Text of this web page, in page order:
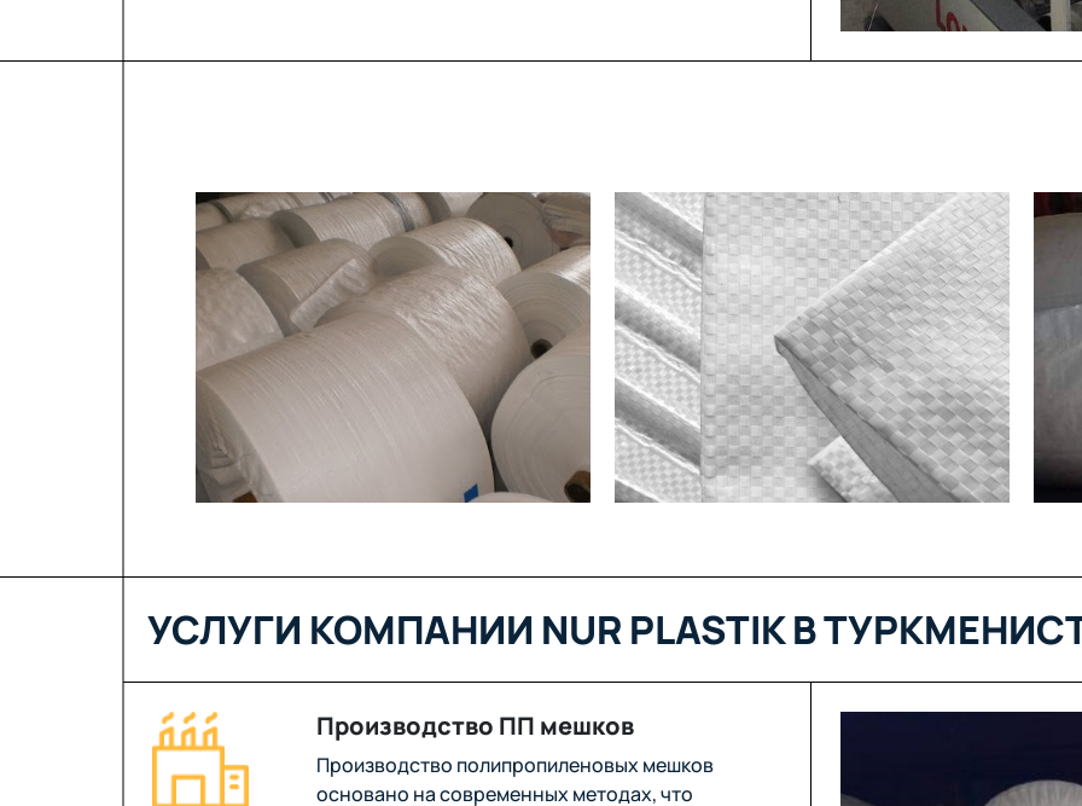
УСЛУГИ КОМПАНИИ NUR PLASTIK В
Производство ПП мешков
Производство полипропиленовых мешков
основано на современных методах, что